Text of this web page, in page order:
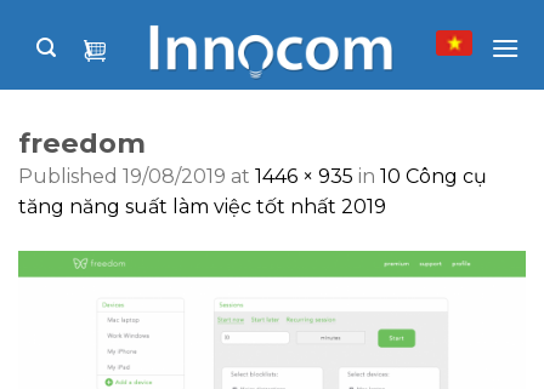
freedom
Published 19/08/2019 at 1446 × 935 in 10 Công cụ
tăng năng suất làm việc tốt nhất 2019